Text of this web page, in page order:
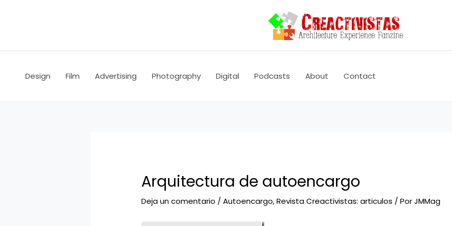
Design Film Advertising Photography Digital Podcasts About Contact
Arquitectura de autoencargo
Deja un comentario /Autoencargo,Revista Creactivistas: articulos / PorJMMag